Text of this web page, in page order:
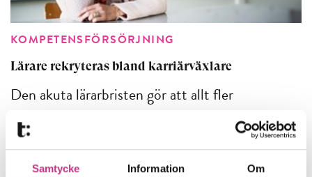
Samtycke Information Om
KOMPETENSFÖRSÖRJNING
Lärare rekryteras bland karriärväxlare
Den akuta lärarbristen gör att allt fler
chanser skapas för de som vill lägga sin
gamla karriär på hyllan och...
7 MIN LÄSTID : 13 MAJ 2020